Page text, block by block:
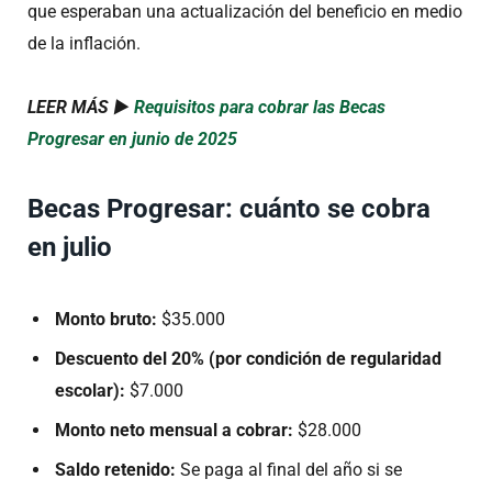
que esperaban una actualización del beneficio en medio
de la inflación.
LEER MÁS ► Requisitos para cobrar las Becas
Progresar en junio de 2025
Becas Progresar: cuánto se cobra
en julio
Monto bruto: $35.000
Descuento del 20% (por condición de regularidad
escolar): $7.000
Monto neto mensual a cobrar: $28.000
Saldo retenido: Se paga al final del año si se